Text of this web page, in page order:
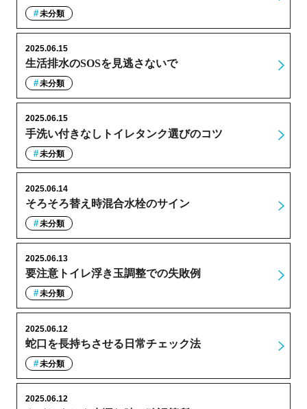
未分類
生活排水のSOSを見逃さないで
2025.06.15
未分類
手洗い付きなしトイレタンク選びのコツ
2025.06.15
未分類
そろそろ替え時混合水栓のサイン
2025.06.14
未分類
要注意トイレ浮き玉調整での失敗例
2025.06.13
未分類
蛇口を長持ちさせる日常チェック法
2025.06.12
未分類
2025.06.12